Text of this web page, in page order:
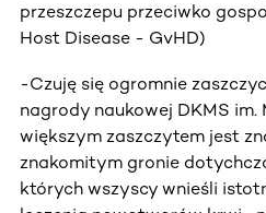
przeszczepu przeciwko
Host Disease - GvHD)
-Czuję się ogromnie
nagrody naukowej DKMS
większym zaszczytem jest
znakomitym gronie
których wszyscy wnieśli